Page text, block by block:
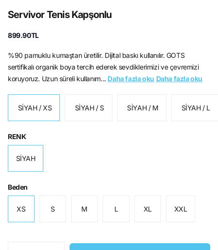
Servivor Tenis Kapşonlu
899.90TL
%90 pamuklu kumaştan üretilir. Dijital baskı kullanılır. GOTS
sertifikalı organik boya tercih ederek sevdiklerimizi ve çevremizi
koruyoruz. Uzun süreli kullanım... Daha fazla oku Daha fazla oku
SİYAH / XS SİYAH / S SİYAH / M SİYAH / L
RENK
SİYAH
Beden
XS S M L XL XXL